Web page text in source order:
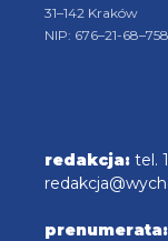
31–142 Kraków
NIP: 676–21-68–758
redakcja: tel.
prenumerata: